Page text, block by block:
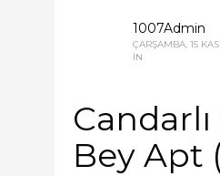
1007Admin
ÇARŞAMBA, 15
IN
Bey Apt